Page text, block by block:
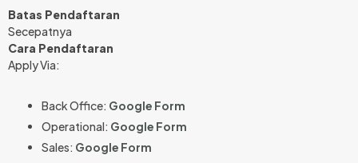
Batas Pendaftaran
Secepatnya
Cara Pendaftaran
Apply Via:
Back Office: Google Form
Operational: Google Form
Sales: Google Form